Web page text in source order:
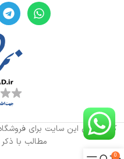
کلیه حقوق این سایت برای
مطالب با ذکر
0